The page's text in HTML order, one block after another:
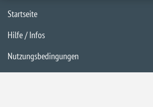
Startseite
Hilfe / Infos
Nutzungsbedingungen